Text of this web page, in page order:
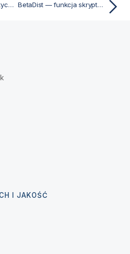
Funkcje rozkładu statystycznego BetaDist — funkcja skryptu i funkcja wykresu
I JAKOŚĆ